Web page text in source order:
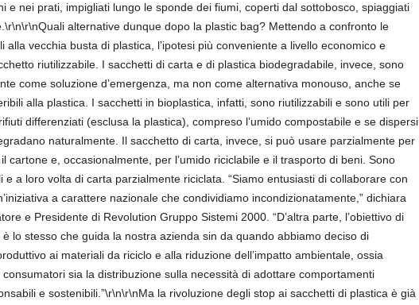
e nei prati, impigliati lungo le sponde dei fiumi, coperti dal sottobosco, spiaggiati
alternative dunque dopo la plastic bag? Mettendo a confronto le
alla vecchia busta di plastica, l’ipotesi più conveniente a livello economico e
riutilizzabile. I sacchetti di carta e di plastica biodegradabile, invece, sono
come soluzione d’emergenza, ma non come alternativa monouso, anche se
alla plastica. I sacchetti in bioplastica, infatti, sono riutilizzabili e sono utili per
differenziati (esclusa la plastica), compreso l’umido compostabile e se dispersi
naturalmente. Il sacchetto di carta, invece, si può usare parzialmente per
cartone e, occasionalmente, per l’umido riciclabile e il trasporto di beni. Sono
e a loro volta di carta parzialmente riciclata. “Siamo entusiasti di collaborare con
a carattere nazionale che condividiamo incondizionatamente,” dichiara
e Presidente di Revolution Gruppo Sistemi 2000. “D’altra parte, l’obiettivo di
lo stesso che guida la nostra azienda sin da quando abbiamo deciso di
ai materiali da riciclo e alla riduzione dell’impatto ambientale, ossia
sia la distribuzione sulla necessità di adottare comportamenti
e sostenibili.”\r\n\r\nMa la rivoluzione degli stop ai sacchetti di plastica è già